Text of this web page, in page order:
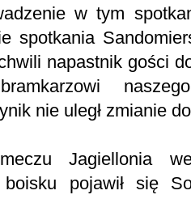
w tym
spotkania
napastnik gości
nie uległ zmianie
Jagiellonia
boisku pojawił się